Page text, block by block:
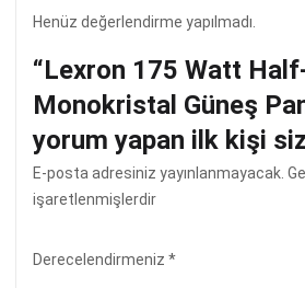
Henüz değerlendirme yapılmadı.
“Lexron 175 Watt
Monokristal Güneş
yorum yapan ilk kişi
E-posta adresiniz yayınlanmayacak.
işaretlenmişlerdir
Derecelendirmeniz *